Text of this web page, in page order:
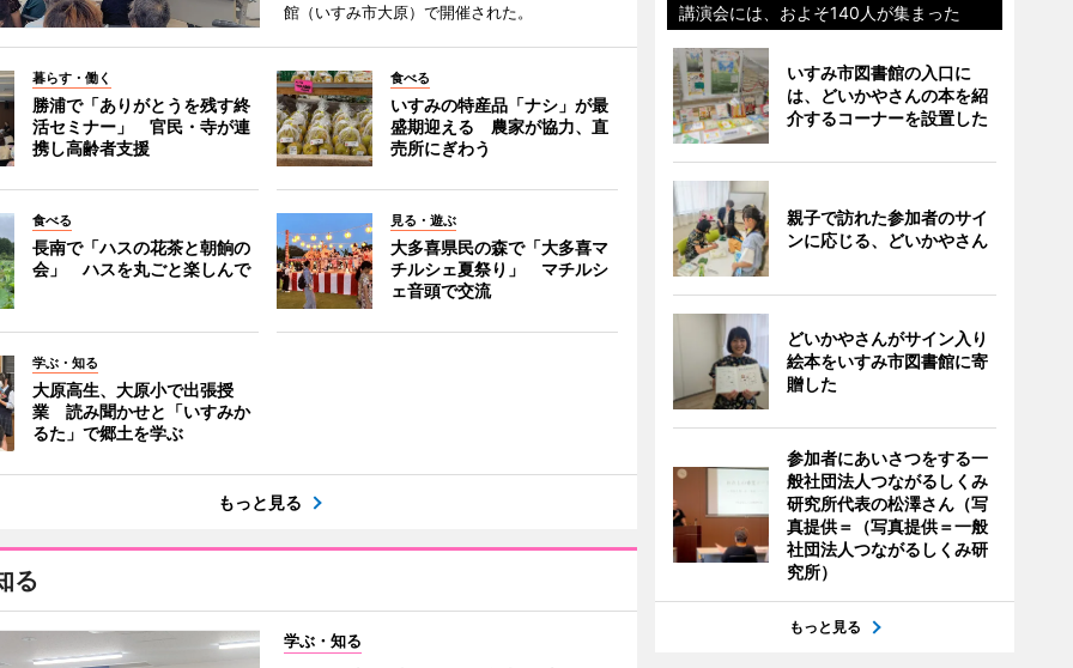
館（いすみ市大原）で開催された。
暮らす・働く
勝浦で「ありがとうを残す終
活セミナー」 官民・寺が連
携し高齢者支援
食べる
いすみの特産品「ナシ」が最
盛期迎える 農家が協力、直
売所にぎわう
食べる
長南で「ハスの花茶と朝餉の
会」 ハスを丸ごと楽しんで
見る・遊ぶ
大多喜県民の森で「大多喜マ
チルシェ夏祭り」 マチルシ
ェ音頭で交流
学ぶ・知る
大原高生、大原小で出張授
業 読み聞かせと「いすみか
るた」で郷土を学ぶ
もっと見る
る
学ぶ・知る
講演会には、およそ140人が集まった
いすみ市図書館の入口に
は、どいかやさんの本を紹
介するコーナーを設置した
親子で訪れた参加者のサイ
ンに応じる、どいかやさん
どいかやさんがサイン入り
絵本をいすみ市図書館に寄
贈した
参加者にあいさつをする一
般社団法人つながるしくみ
研究所代表の松澤さん（写
真提供＝（写真提供＝一般
社団法人つながるしくみ研
究所）
もっと見る